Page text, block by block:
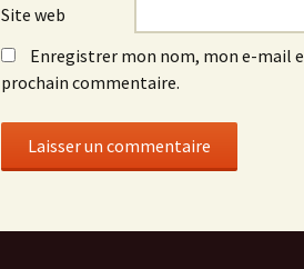
Site web
Enregistrer mon nom, mon e-mail
prochain commentaire.